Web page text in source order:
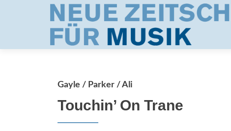
Gayle / Parker / Ali
Touchin’ On Trane